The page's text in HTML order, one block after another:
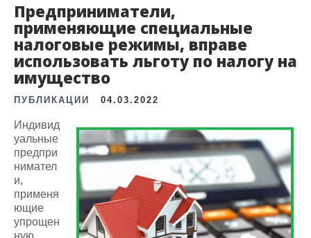
Предприниматели,
применяющие специальные
налоговые режимы, вправе
использовать льготу по налогу на
имущество
ПУБЛИКАЦИИ 04.03.2022
Индивид
уальные
предпри
нимател
и,
применя
ющие
упрощен
ную